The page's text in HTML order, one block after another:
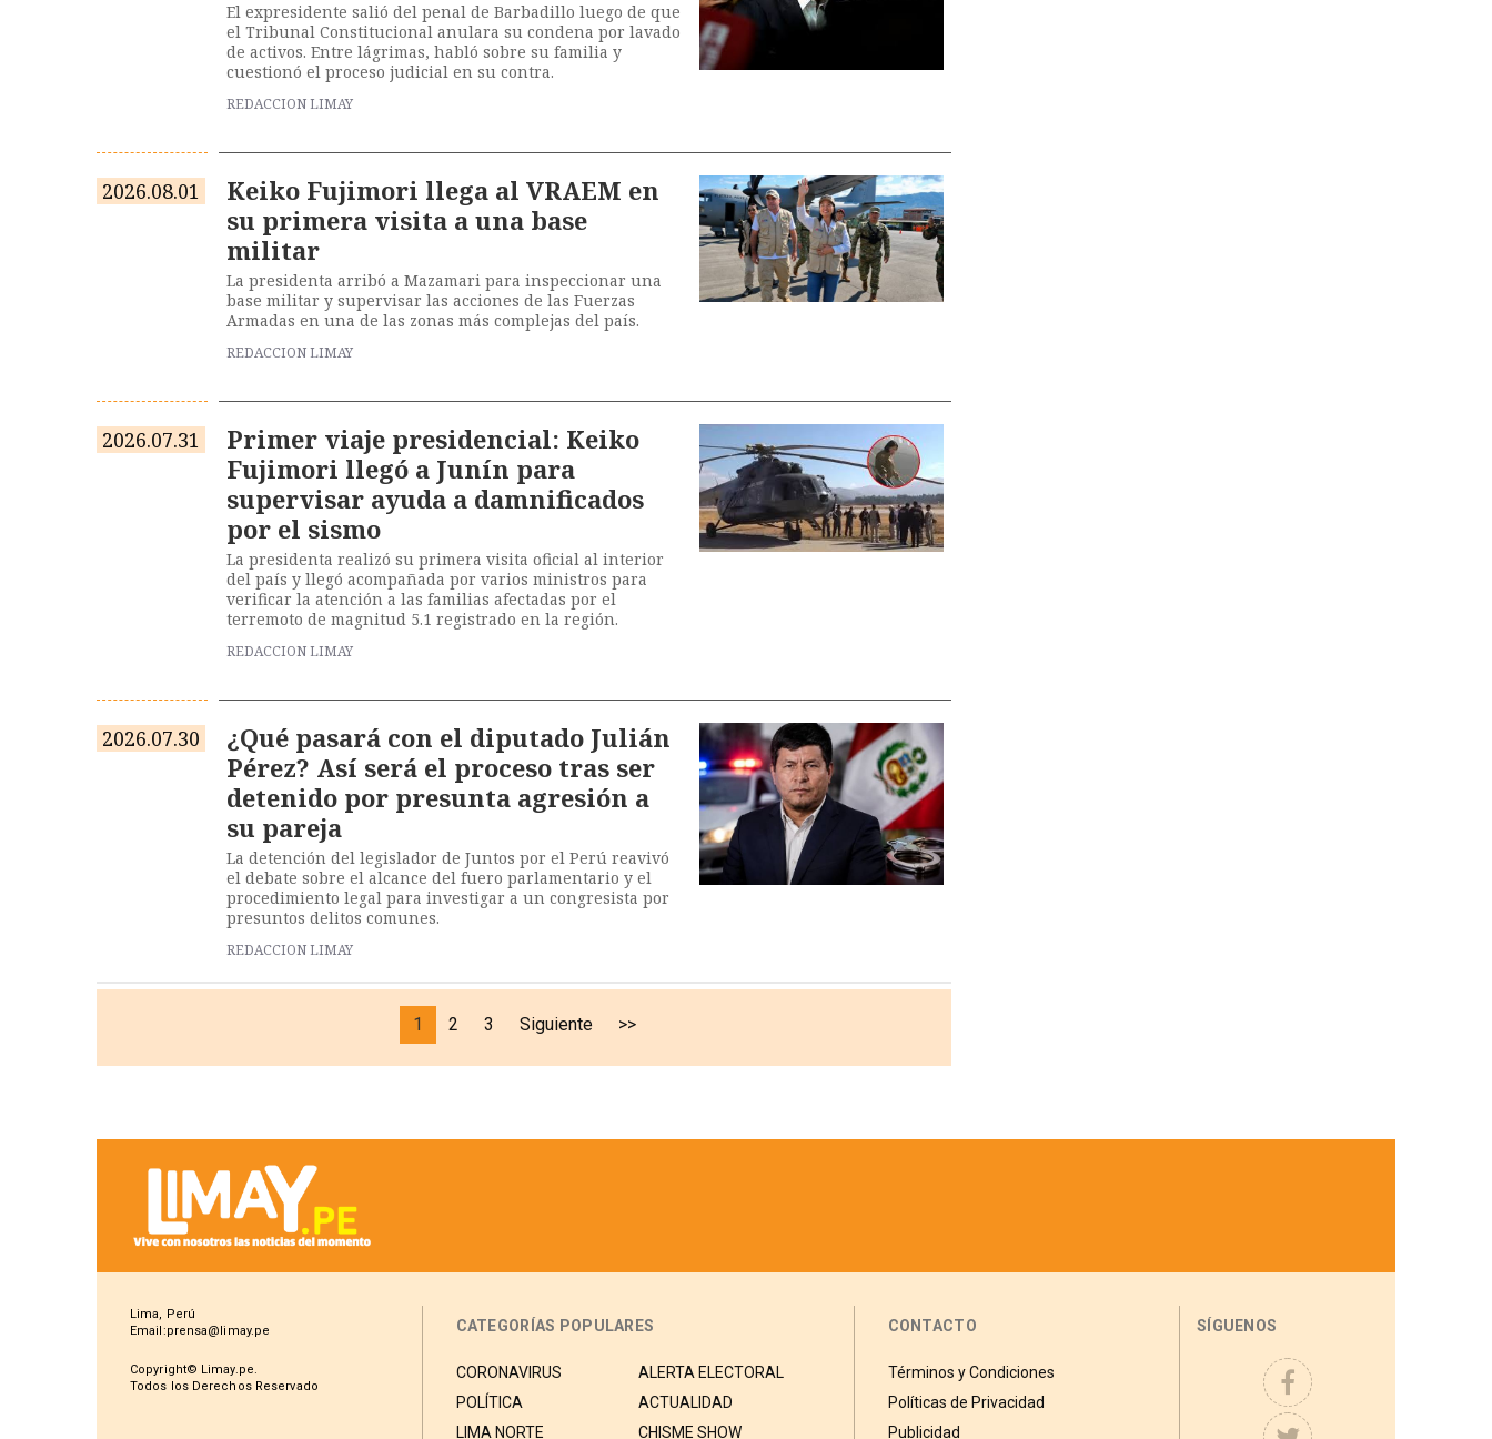
El expresidente salió del penal de Barbadillo luego de que
el Tribunal Constitucional anulara su condena por lavado
de activos. Entre lágrimas, habló sobre su familia y
cuestionó el proceso judicial en su contra.
REDACCION LIMAY
2026.08.01
Keiko Fujimori llega al VRAEM en
su primera visita a una base
militar
La presidenta arribó a Mazamari para inspeccionar una
base militar y supervisar las acciones de las Fuerzas
Armadas en una de las zonas más complejas del país.
REDACCION LIMAY
2026.07.31
Primer viaje presidencial: Keiko
Fujimori llegó a Junín para
supervisar ayuda a damnificados
por el sismo
La presidenta realizó su primera visita oficial al interior
del país y llegó acompañada por varios ministros para
verificar la atención a las familias afectadas por el
terremoto de magnitud 5.1 registrado en la región.
REDACCION LIMAY
2026.07.30
¿Qué pasará con el diputado Julián
Pérez? Así será el proceso tras ser
detenido por presunta agresión a
su pareja
La detención del legislador de Juntos por el Perú reavivó
el debate sobre el alcance del fuero parlamentario y el
procedimiento legal para investigar a un congresista por
presuntos delitos comunes.
REDACCION LIMAY
1 2 3 Siguiente >>
Lima, Perú
Email:prensa@limay.pe
Copyright© Limay.pe.
Todos los Derechos Reservado
CATEGORÍAS POPULARES
CORONAVIRUS
ALERTA ELECTORAL
POLÍTICA
ACTUALIDAD
LIMA NORTE
CHISME SHOW
CONTACTO
Términos y Condiciones
Políticas de Privacidad
Publicidad
SÍGUENOS